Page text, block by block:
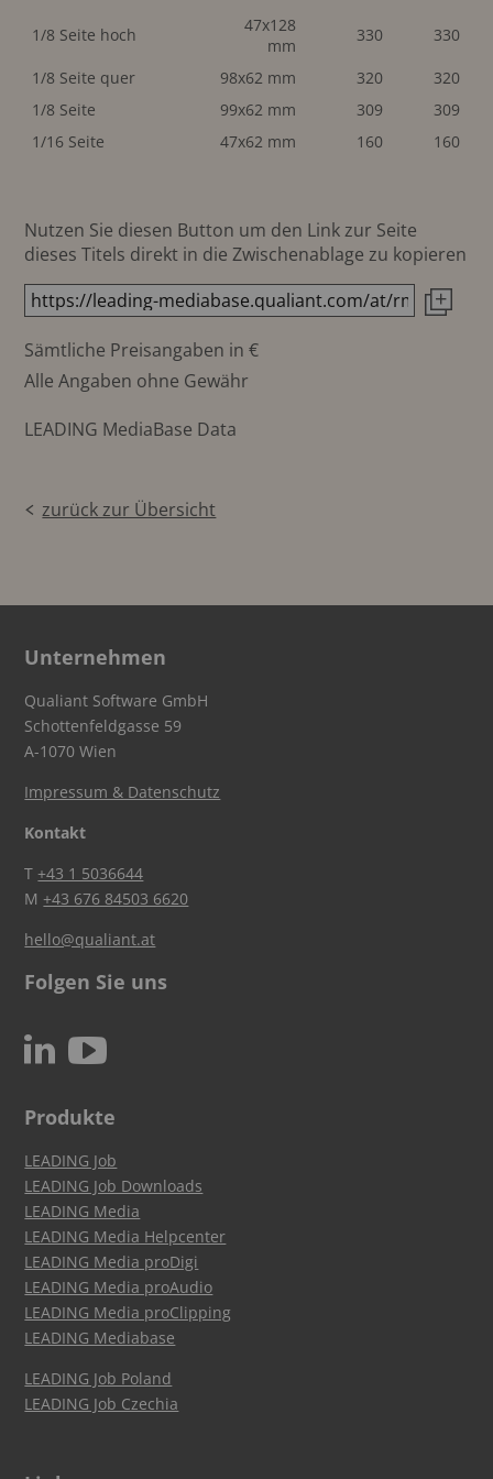
1/8 Seite hoch
47x128
mm
330 330
1/8 Seite quer 98x62 mm 320
320
1/8 Seite
99x62 mm 309
309
1/16 Seite
47x62 mm 160 160
Nutzen Sie diesen Button um den Link zur Seite
dieses Titels direkt in die Zwischenablage zu kopieren
Sämtliche Preisangaben in €
Alle Angaben ohne Gewähr
LEADING MediaBase Data
zurück zur Übersicht
Unternehmen
Qualiant Software GmbH
Schottenfeldgasse 59
A-1070 Wien
Impressum & Datenschutz
Kontakt
T+43 1 5036644
M+43 676 84503 6620
hello@qualiant.at
Folgen Sie uns
N c
Produkte
LEADING Job
LEADING Job Downloads
LEADING Media
LEADING Media Helpcenter
LEADING Media proDigi
LEADING Media proAudio
LEADING Media proClipping
LEADING Mediabase
LEADING Job Poland
LEADING Job Czechia